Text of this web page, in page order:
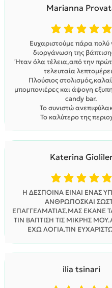
Marianna
η μέση
Ευχαριστούμε πάρα πολύ
διοργάνωση της
Ήταν όλα τέλεια,από την
τελευταία
Πλούσιος
μπομπονιέρες και άψογη
candy bar.
Το συνιστώ
Το καλύτερο της
Katerina
η μέση
Η ΔΈΣΠΟΙΝΑ ΕΙΝΑΙ ΕΝΑΣ
ΑΝΘΡΩΠΟΣΚΑΙ
ΕΠΑΓΓΕΛΜΑΤΙΑΣ.ΜΑΣ ΕΚΑΝΕ
ΤΙΝ ΒΑΠΤΙΣΗ ΤΙΣ ΜΙΚΡΗΣ
ΕΧΩ ΛΟΓΙΑ.ΤΙΝ
ilia tsinari